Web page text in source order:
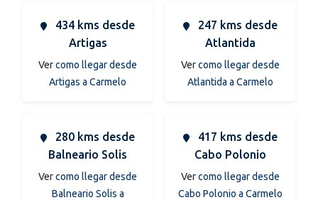
434 kms desde
Artigas
Vercomo llegar desde
Artigas a Carmelo
247 kms desde
Atlantida
Vercomo llegar desde
Atlantida a Carmelo
280 kms desde
Balneario Solis
Vercomo llegar desde
Balneario Solis a
417 kms desde
Cabo Polonio
Vercomo llegar desde
Cabo Polonio a Carmelo